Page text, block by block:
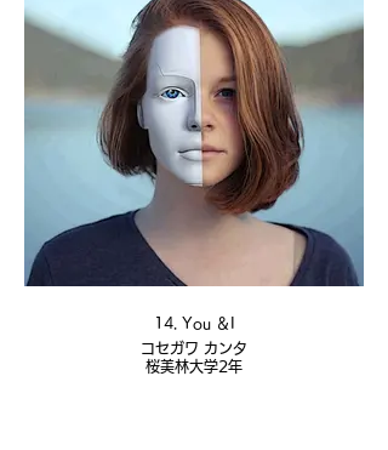
14. You ＆I
コセガワ カンタ
桜美林大学2年